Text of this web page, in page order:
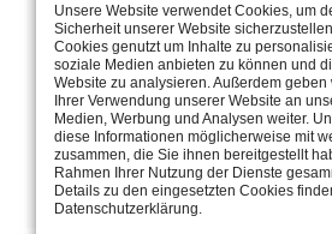
BEDIENUNGSANLEITUNG
Unsere Website verwendet Cookies, um
Sicherheit unserer Website
Cookies genutzt um Inhalte zu
soziale Medien anbieten zu können und
Website zu analysieren. Außerdem geben
Ihrer Verwendung unserer Website an
Medien, Werbung und Analysen weiter.
diese Informationen möglicherweise mit
zusammen, die Sie ihnen bereitgestellt
Rahmen Ihrer Nutzung der Dienste
Details zu den eingesetzten Cookies
Datenschutzerklärung.